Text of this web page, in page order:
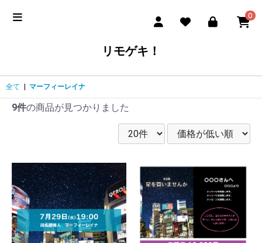
0
リモゲキ！
全て マーフィーレイナ
9件の商品が見つかりました